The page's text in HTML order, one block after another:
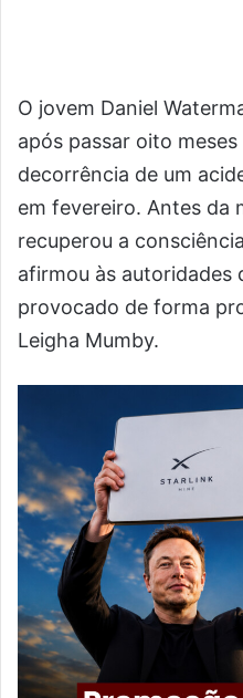
O jovem Daniel
após passar oito
decorrência de um
em fevereiro. Antes da
recuperou a
afirmou às autoridades
provocado de forma
Leigha Mumby.